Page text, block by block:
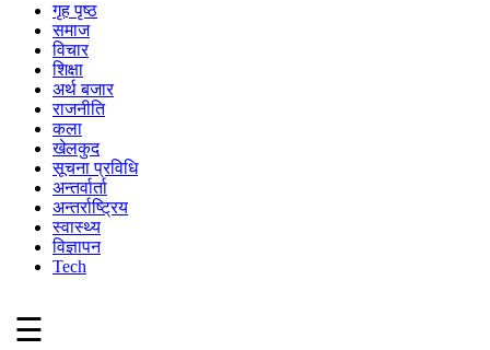
गृह पृष्ठ
समाज
विचार
शिक्षा
अर्थ बजार
राजनीति
कला
खेलकुद
सूचना प्रविधि
अन्तर्वार्ता
अन्तर्राष्ट्रिय
स्वास्थ्य
विज्ञापन
Tech
☰